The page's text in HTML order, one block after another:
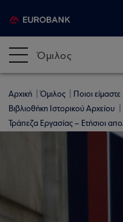
Όμιλος
Αρχική Όμιλος Ποιοι είμαστε
Βιβλιοθήκη Ιστορικού Αρχείου
Τράπεζα Εργασίας – Ετήσιοι